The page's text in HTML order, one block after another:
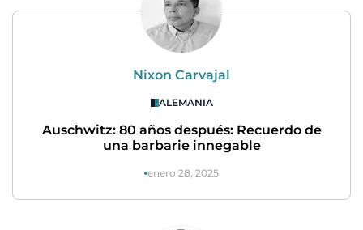
Nixon Carvajal
ALEMANIA
Auschwitz: 80 años después: Recuerdo de
una barbarie innegable
enero 28, 2025